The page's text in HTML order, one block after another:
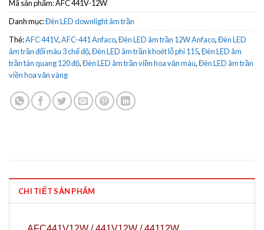
Mã sản phẩm:AFC 441V-12W
Danh mục:Đèn LED downlight âm trần
Thẻ:AFC 441V,AFC-441 Anfaco,Đèn LED âm trần 12W Anfaco,Đèn LED
âm trần đổi màu 3 chế độ,Đèn LED âm trần khoét lỗ phi 115,Đèn LED âm
trần tán quang 120 độ,Đèn LED âm trần viền hoa văn màu,Đèn LED âm trần
viền hoa văn vàng
CHI TIẾT SẢN PHẨM